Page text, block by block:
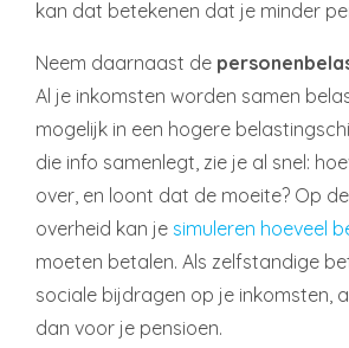
kan dat betekenen dat je minder
Neem daarnaast de
Al je inkomsten worden samen
mogelijk in een hogere
die info samenlegt, zie je al snel:
over, en loont dat de moeite? Op
overheid kan je simuleren hoeveel
moeten betalen. Als zelfstandige
sociale bijdragen op je inkomsten,
dan voor je pensioen.